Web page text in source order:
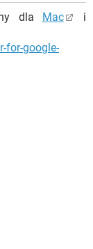
dla Mac
i
for-google-